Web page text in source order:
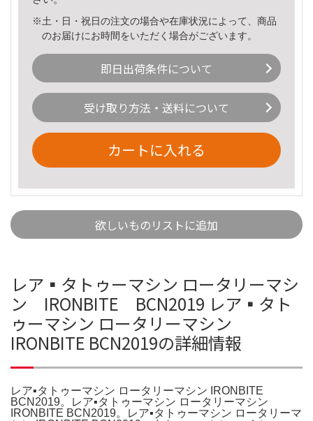
※土・日・祝日の注文の場合や在庫状況によって、商品
のお届けにお時間をいただく場合がございます。
即日出荷条件について
受け取り方法・送料について
カートに入れる
欲しいものリストに追加
レア▪️タトゥーマシン ロータリーマシ
ン IRONBITE BCN2019 レア▪️タト
ゥーマシン ロータリーマシン
IRONBITE BCN2019の詳細情報
レア▪️タトゥーマシン ロータリーマシン IRONBITE
BCN2019。レア▪️タトゥーマシン ロータリーマシン
IRONBITE BCN2019。レア▪️タトゥーマシン ロータリーマ